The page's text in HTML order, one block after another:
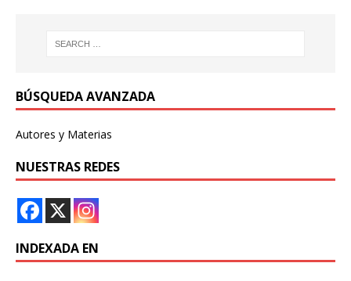
BÚSQUEDA AVANZADA
Autores y Materias
NUESTRAS REDES
INDEXADA EN